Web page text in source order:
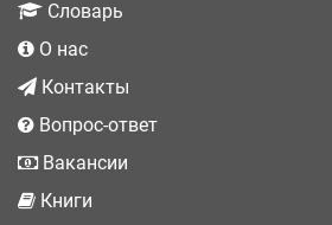
Словарь
О нас
Контакты
Вопрос-ответ
Вакансии
Книги